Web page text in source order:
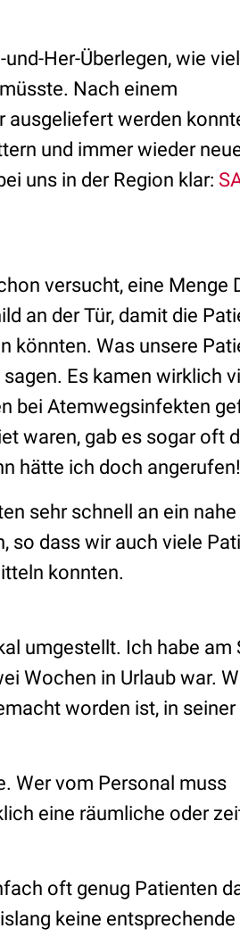
Her-Überlegen, wie
Nach einem
ausgeliefert werden
und immer wieder
uns in der Region klar:
versucht, eine Menge
an der Tür, damit die
könnten. Was unsere
Es kamen wirklich
bei Atemwegsinfekten
waren, gab es sogar oft
hätte ich doch
sehr schnell an ein nahe
so dass wir auch viele
konnten.
umgestellt. Ich habe am
Wochen in Urlaub war.
worden ist, in seiner
Wer vom Personal muss
eine räumliche oder
oft genug Patienten
keine entsprechende